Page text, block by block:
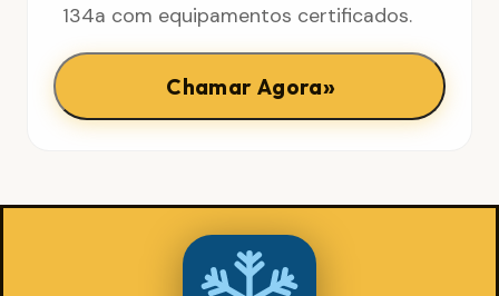
134a com equipamentos certificados.
Chamar Agora»